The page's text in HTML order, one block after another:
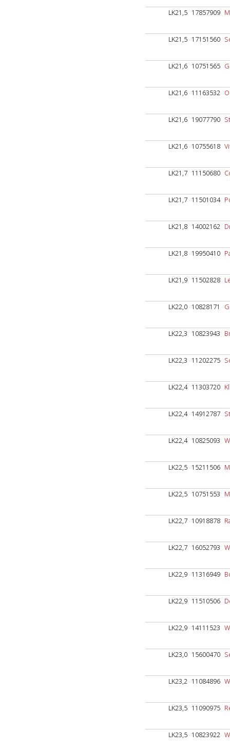
LK21,5 17857909
LK21,5 17151560
LK21,6 10751565
LK21,6 11163532
LK21,6 19077790
LK21,6 10755618
LK21,7 11150680
LK21,7 11501034
LK21,8 14002162
LK21,8 19950410
LK21,9 11502828
LK22,0 10828171
LK22,3 10823943
LK22,3 11202275
LK22,4 11303720
LK22,4 14912787
LK22,4 10825093
LK22,5 15211506
LK22,5 10751553
LK22,7 10918878
LK22,7 16052793
LK22,9 11316949
LK22,9 11510506
LK22,9 14111523
LK23,0 15600470
LK23,2 11084896
LK23,5 11090975
LK23,5 10823922